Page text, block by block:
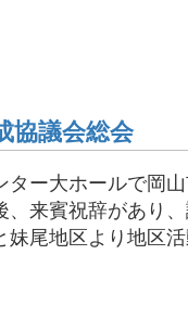
協議会総会
ー大ホールで岡
、来賓祝辞があり
妹尾地区より地区